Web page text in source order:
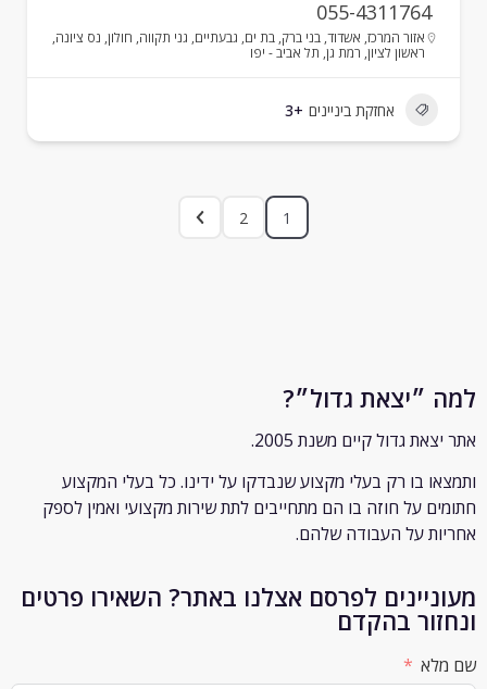
גדול״?
גדול קיים משנת 2005.
בו רקבעלי מקצוע שנבדקו על ידינו. כל בעלי המקצוע
על חוזה בו הם מתחייבים לתת שירות מקצועי ואמין לספק
על העבודה שלהם.
לפרסם אצלנו באתר? השאירו פרטים
בהקדם
055-4311764
אזור המרכז,אשדוד,בני ברק,בת ים,גבעתיים, גני תקווה ,חולון,נס ציונה,
ראשון לציון,רמת גן,תל אביב - יפו
אחזקת ביניינים +3